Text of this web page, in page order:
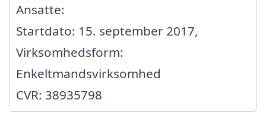
Ansatte:
Startdato: 15. september 2017,
Virksomhedsform:
Enkeltmandsvirksomhed
CVR: 38935798